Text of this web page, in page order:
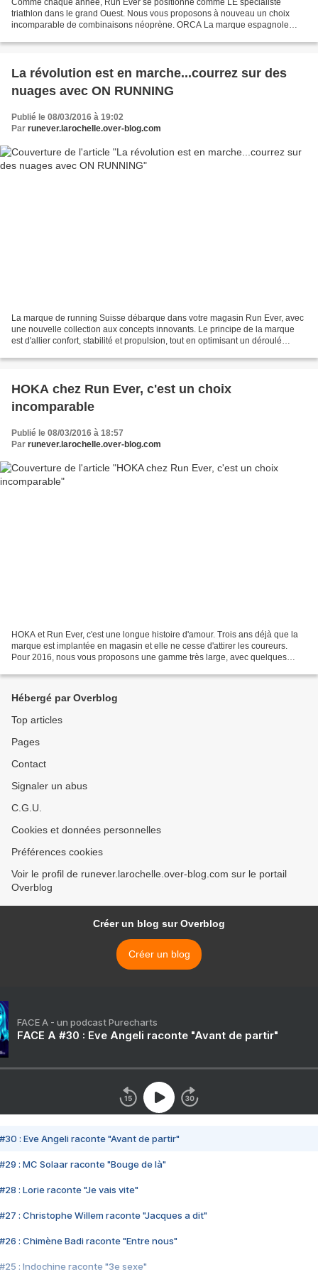
triathlon dans le grand Ouest. Nous vous proposons à nouveau un choix
incomparable de combinaisons néoprène. ORCA La marque espagnole
La révolution est en marche...courrez sur des
nuages avec ON RUNNING
Publié le 08/03/2016 à 19:02
Par runever.larochelle.over-blog.com
La marque de running Suisse débarque dans votre magasin Run Ever, avec
une nouvelle collection aux concepts innovants. Le principe de la marque
est d'allier confort, stabilité et propulsion, tout en optimisant un déroulé
HOKA chez Run Ever, c'est un choix
incomparable
Publié le 08/03/2016 à 18:57
Par runever.larochelle.over-blog.com
HOKA et Run Ever, c'est une longue histoire d'amour. Trois ans déjà que la
marque est implantée en magasin et elle ne cesse d'attirer les coureurs.
Pour 2016, nous vous proposons une gamme très large, avec quelques
Hébergé par Overblog
Top articles
Pages
Contact
Signaler un abus
C.G.U.
Cookies et données personnelles
Préférences cookies
Voir le profil de runever.larochelle.over-blog.com sur le portail
Overblog
Créer un blog sur Overblog
Créer un blog
FACE A - un podcast Purecharts
FACE A #30 : Eve Angeli raconte "Avant de partir"
#30 : Eve Angeli raconte "Avant de partir"
#29 : MC Solaar raconte "Bouge de là"
#28 : Lorie raconte "Je vais vite"
#27 : Christophe Willem raconte "Jacques a dit"
#26 : Chimène Badi raconte "Entre nous"
#25 : Indochine raconte "3e sexe"